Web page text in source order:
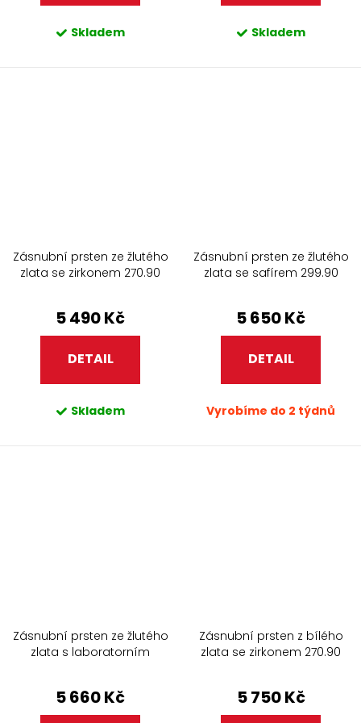
Skladem Skladem
Zásnubní prsten ze žlutého
zlata se zirkonem 270.90
5 490 Kč
DETAIL
Skladem
Zásnubní prsten ze žlutého
zlata se safírem 299.90
5 650 Kč
DETAIL
Vyrobíme do 2 týdnů
Zásnubní prsten ze žlutého
zlata s laboratorním
5 660 Kč
Zásnubní prsten z bílého
zlata se zirkonem 270.90
5 750 Kč